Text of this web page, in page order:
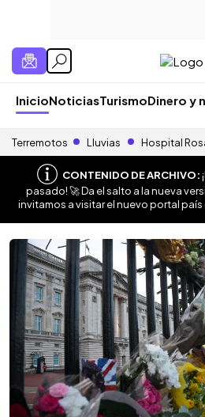
InicioNoticiasTurismoDinero y
Terremotos Lluvias Hospital
CONTENIDO DE ARCHIVO:
pasado! 🚀 Da el salto a la nueva
invitamos a visitar el nuevo portal